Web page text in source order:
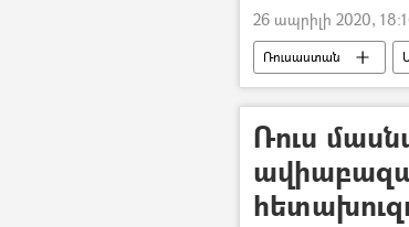
26 ապրիլի 2020,
Ռուսաստան
Միշա Գրիգորյան
Ռուս